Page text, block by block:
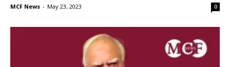
MCF News - May 23, 2023 0